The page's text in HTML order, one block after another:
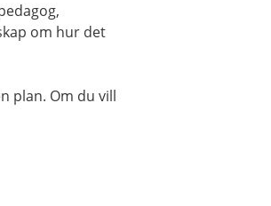
om hur det
plan. Om du vill